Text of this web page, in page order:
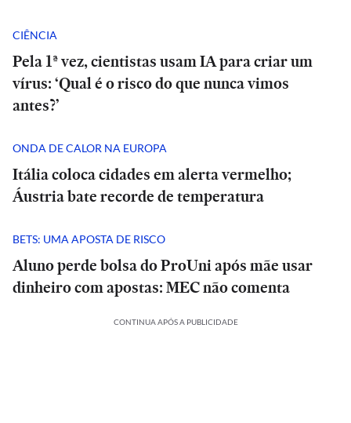
CIÊNCIA
Pela 1ª vez, cientistas usam IA para criar um
vírus: ‘Qual é o risco do que nunca vimos
antes?’
ONDA DE CALOR NA EUROPA
Itália coloca cidades em alerta vermelho;
Áustria bate recorde de temperatura
BETS: UMA APOSTA DE RISCO
Aluno perde bolsa do ProUni após mãe usar
dinheiro com apostas: MEC não comenta
CONTINUA APÓS A PUBLICIDADE